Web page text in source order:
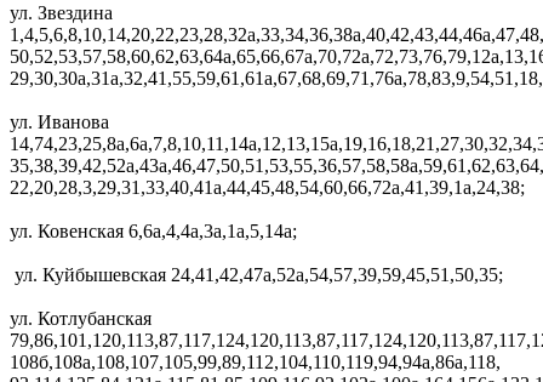
ул. Звездина
ул. Иванова
22,20,28,3,29,31,33,40,41а,44,45,48,54,60,66,72а,41,39,1а,24,38;
ул. Ковенская 6,6а,4,4а,3а,1а,5,14а;
ул. Куйбышевская 24,41,42,47а,52а,54,57,39,59,45,51,50,35;
ул. Котлубанская
108б,108а,108,107,105,99,89,112,104,110,119,94,94а,86а,118,